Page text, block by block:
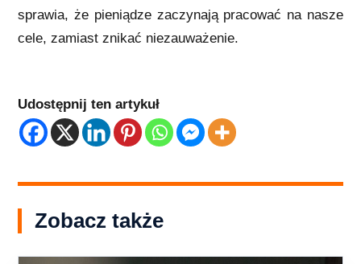
sprawia, że pieniądze zaczynają pracować na nasze
cele, zamiast znikać niezauważenie.
Udostępnij ten artykuł
Zobacz także